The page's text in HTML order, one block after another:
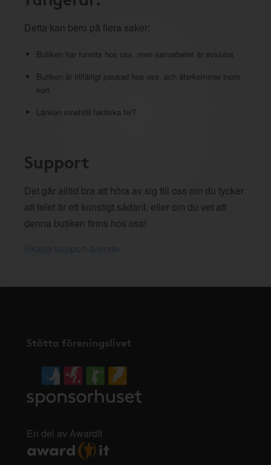
Detta kan bero på flera saker:
Butiken har funnits hos oss, men samarbetet är avslutat
Butiken är tillfälligt pausad hos oss, och återkommer inom
kort.
Länken innehöll faktiska fel?
Support
Det går alltid bra att höra av sig till oss om du tycker
att felet är ett konstigt sådant, eller om du vet att
denna butiken finns hos oss!
Stötta föreningslivet
En del av AwardIt